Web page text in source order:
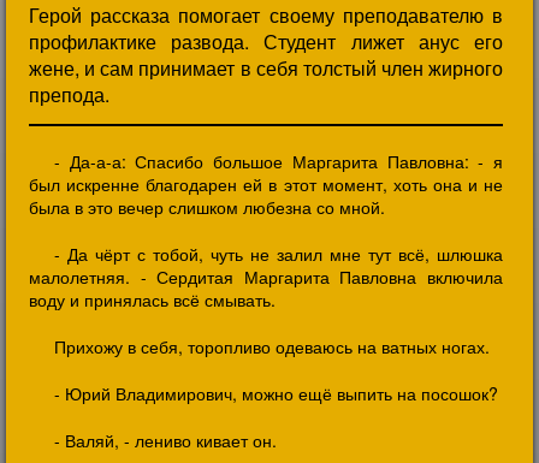
Герой рассказа помогает своему преподавателю в
профилактике развода. Студент лижет анус его
жене, и сам принимает в себя толстый член жирного
препода.
- Да-а-а: Спасибо большое Маргарита Павловна: - я
был искренне благодарен ей в этот момент, хоть она и не
была в это вечер слишком любезна со мной.
- Да чёрт с тобой, чуть не залил мне тут всё, шлюшка
малолетняя. - Сердитая Маргарита Павловна включила
воду и принялась всё смывать.
Прихожу в себя, торопливо одеваюсь на ватных ногах.
- Юрий Владимирович, можно ещё выпить на посошок?
- Валяй, - лениво кивает он.